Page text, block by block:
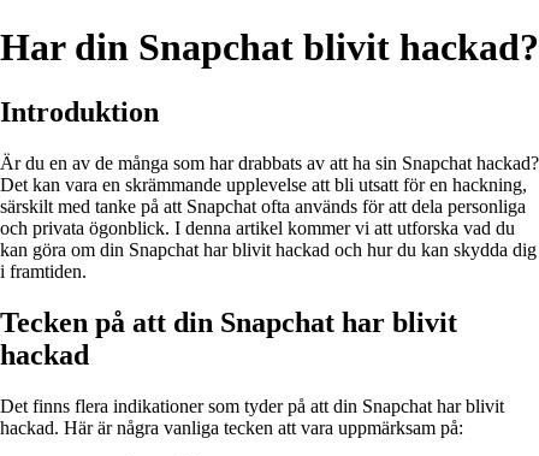
Har din Snapchat blivit hackad?
Introduktion
Är du en av de många som har drabbats av att ha sin Snapchat hackad?
Det kan vara en skrämmande upplevelse att bli utsatt för en hackning,
särskilt med tanke på att Snapchat ofta används för att dela personliga
och privata ögonblick. I denna artikel kommer vi att utforska vad du
kan göra om din Snapchat har blivit hackad och hur du kan skydda dig
i framtiden.
Tecken på att din Snapchat har blivit
hackad
Det finns flera indikationer som tyder på att din Snapchat har blivit
hackad. Här är några vanliga tecken att vara uppmärksam på: